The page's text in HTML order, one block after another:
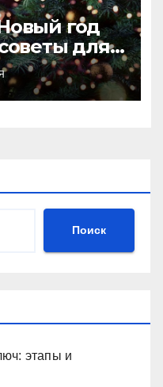
год
для
Поиск
этапы и